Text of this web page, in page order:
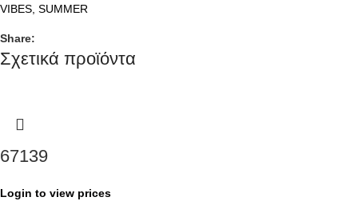
VIBES, SUMMER
Share:
Σχετικά προϊόντα
67139
Login to view prices